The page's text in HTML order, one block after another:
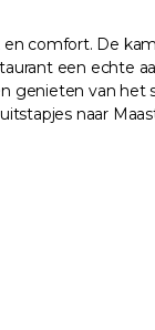
comfort. De
een echte
genieten van
naar